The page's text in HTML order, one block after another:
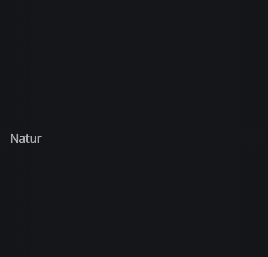
Natur